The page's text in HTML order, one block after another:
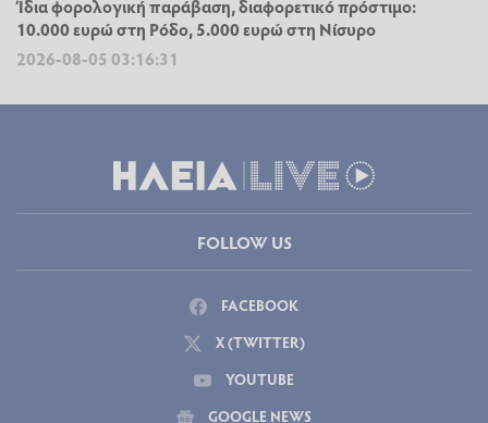
Ίδια φορολογική παράβαση, διαφορετικό πρόστιμο:
10.000 ευρώ στη Ρόδο, 5.000 ευρώ στη Νίσυρο
2026-08-05 03:16:31
FOLLOW US
FACEBOOK
X (TWITTER)
YOUTUBE
GOOGLE NEWS